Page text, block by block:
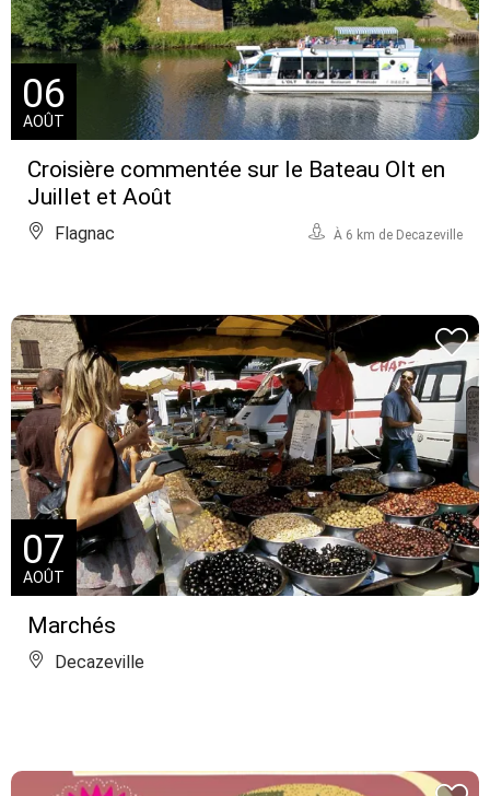
Croisière commentée sur le Bateau Olt en
Juillet et Août
06
AOÛT
Flagnac À 6 km de Decazeville
Marchés
07
AOÛT
Decazeville